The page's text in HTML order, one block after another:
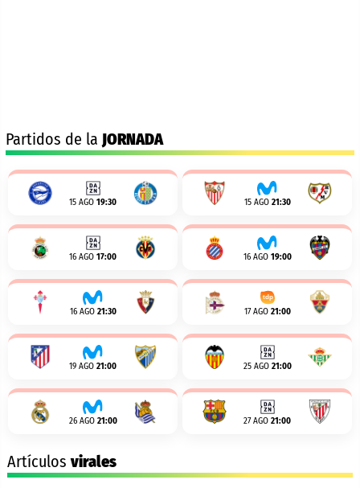
Partidos de la JORNADA
15 AGO 19:30 15 AGO 21:30
16 AGO 17:00 16 AGO 19:00
16 AGO 21:30 17 AGO 21:00
19 AGO 21:00 25 AGO 21:00
26 AGO 21:00 27 AGO 21:00
Artículosvirales